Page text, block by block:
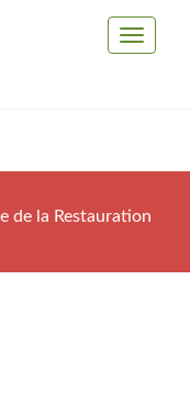
Toggle
de la Restauration